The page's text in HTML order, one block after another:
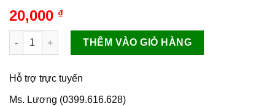
20,000 ₫
Hạt giống húng tây số lượng
THÊM VÀO GIỎ HÀNG
Hỗ trợ trực tuyến
Ms. Lương (0399.616.628)